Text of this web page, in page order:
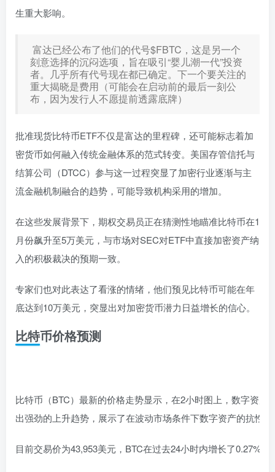
生重大影响。
富达已经公布了他们的代号$FBTC，这是另一个
刻意选择的沉闷选项，旨在吸引“婴儿潮一代”投资
者。几乎所有代号现在都已确定。下一个要关注的
重大揭晓是费用（可能会在启动前的最后一刻公
布，因为发行人不愿提前透露底牌）
批准现货比特币ETF不仅是富达的里程碑，还可能标志着加
密货币如何融入传统金融体系的范式转变。美国存管信托与
结算公司（DTCC）参与这一过程突显了加密行业逐渐与主
流金融机制融合的趋势，可能导致机构采用的增加。
在这些发展背景下，期权交易员正在猜测性地瞄准比特币在1
月份飙升至5万美元，与市场对SEC对ETF中直接加密资产纳
入的积极裁决的预期一致。
专家们也对此表达了看涨的情绪，他们预见比特币可能在年
底达到10万美元，突显出对加密货币潜力日益增长的信心。
比特币价格预测
比特币（BTC）最新的价格走势显示，在2小时图上，数字资产
出强劲的上升趋势，展示了在波动市场条件下数字资产的抗性。
目前交易价为43,953美元，BTC在过去24小时内增长了0.27%